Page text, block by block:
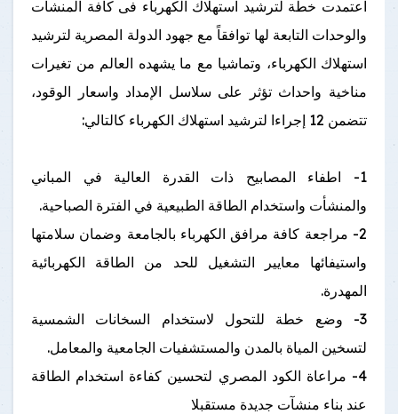
اعتمدت خطة لترشيد استهلاك الكهرباء فى كافة المنشآت
والوحدات التابعة لها توافقاً مع جهود الدولة المصرية لترشيد
استهلاك الكهرباء، وتماشيا مع ما يشهده العالم من تغيرات
مناخية واحداث تؤثر على سلاسل الإمداد واسعار الوقود،
تتضمن 12 إجراءا لترشيد استهلاك الكهرباء كالتالي:
1- اطفاء المصابيح ذات القدرة العالية في المباني
والمنشأت واستخدام الطاقة الطبيعية في الفترة الصباحية.
2- مراجعة كافة مرافق الكهرباء بالجامعة وضمان سلامتها
واستيفائها معايير التشغيل للحد من الطاقة الكهربائية
المهدرة.
3- وضع خطة للتحول لاستخدام السخانات الشمسية
لتسخين المياة بالمدن والمستشفيات الجامعية والمعامل.
4- مراعاة الكود المصري لتحسين كفاءة استخدام الطاقة
عند بناء منشآت جديدة مستقبلا